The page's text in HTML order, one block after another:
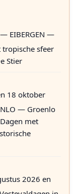
EIBERGEN —
tropische sfeer
Stier
18 oktober
— Groenlo
met
2026 en